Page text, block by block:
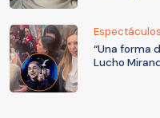
Espectáculos
“Una forma
Lucho